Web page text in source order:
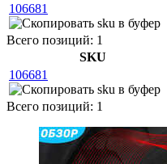
106681
Всего позиций: 1
SKU
106681
Всего позиций: 1